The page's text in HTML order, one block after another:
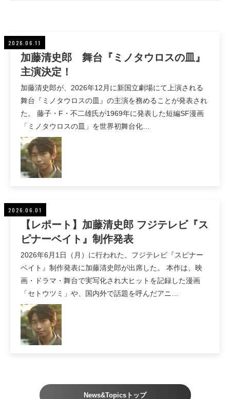
2026.06.11
加藤清史郎 舞台『ミノタウロスの皿』
主演決定！
加藤清史郎が、2026年12月に新国立劇場にて上演される
舞台『ミノタウロスの皿』の主演を務めることが発表され
た。 藤子・F・不二雄氏が1969年に発表した短編SF漫画
「ミノタウロスの皿」を世界初舞台化…
2026.06.01
【レポート】加藤清史郎 フジテレビ『ス
ピナーベイト』制作発表
2026年6月1日（月）に行われた、フジテレビ『スピナー
ベイト』制作発表に加藤清史郎が出席した。 本作は、映
画・ドラマ・舞台で実写化され大ヒットを記録した漫画
「セトウツミ」や、国内外で話題を呼んだアニ…
News&Topicsトップ